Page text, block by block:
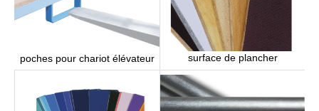
poches pour chariot élévateur surface de plancher